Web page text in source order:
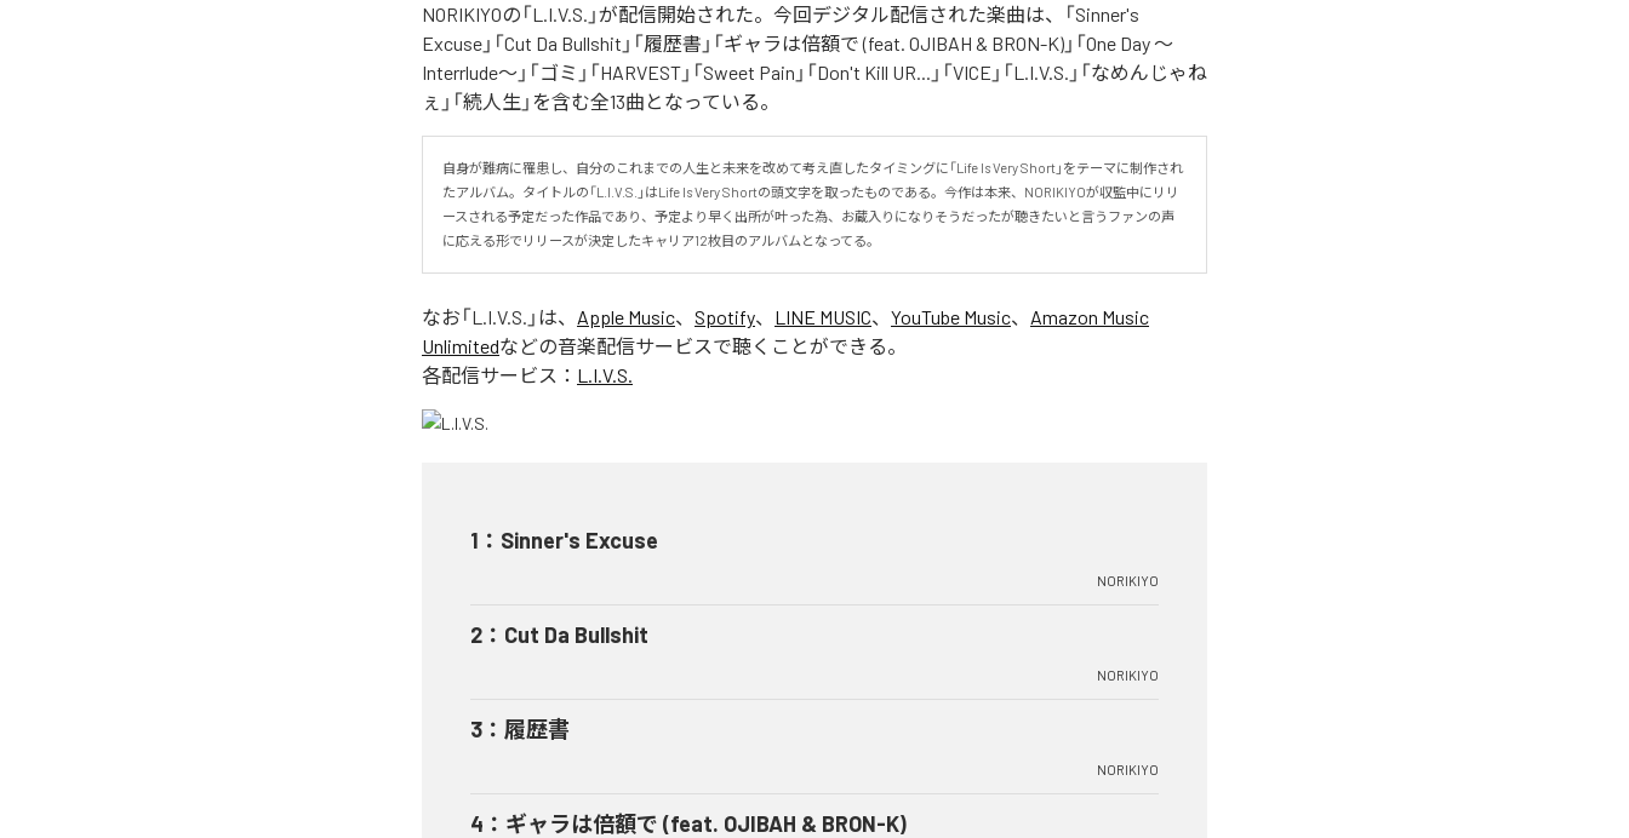
NORIKIYOの「L.I.V.S.」が配信開始された。今回デジタル配信された楽曲は、「Sinner's
Excuse」「Cut Da Bullshit」「履歴書」「ギャラは倍額で (feat. OJIBAH & BRON-K)」「One Day ～
Interrlude～」「ゴミ」「HARVEST」「Sweet Pain」「Don't Kill UR...」「VICE」「L.I.V.S.」「なめんじゃね
ぇ」「続人生」を含む全13曲となっている。
自身が難病に罹患し、自分のこれまでの人生と未来を改めて考え直したタイミングに「Life Is Very Short」をテーマに制作され
たアルバム。タイトルの「L.I.V.S.」はLife Is Very Shortの頭文字を取ったものである。今作は本来、NORIKIYOが収監中にリリ
ースされる予定だった作品であり、予定より早く出所が叶った為、お蔵入りになりそうだったが聴きたいと言うファンの声
に応える形でリリースが決定したキャリア12枚目のアルバムとなってる。
なお「L.I.V.S. 」は、 Apple Music、 Spotify、 LINE MUSIC、 YouTube Music、 Amazon Music
Unlimitedなどの音楽配信サービスで聴くことができる。
各配信サービス： L.I.V.S.
1 ： Sinner's Excuse
NORIKIYO
2 ： Cut Da Bullshit
NORIKIYO
3 ： 履歴書
NORIKIYO
4 ： ギャラは倍額で (feat. OJIBAH & BRON-K)